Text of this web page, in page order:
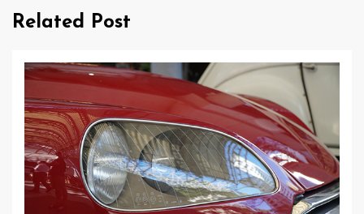
ー
ン
Related Post